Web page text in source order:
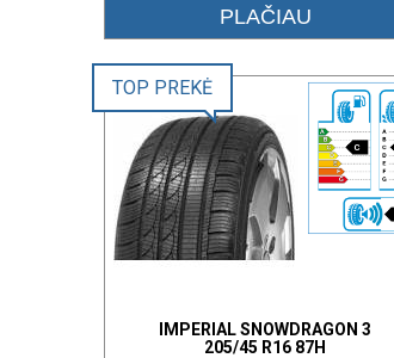
PLAČIAU
C
TOP PREKĖ
IMPERIAL SNOWDRAGON 3
205/45 R16 87H